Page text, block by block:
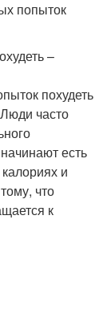
попыток
–
похудеть
часто
есть
и
что
к